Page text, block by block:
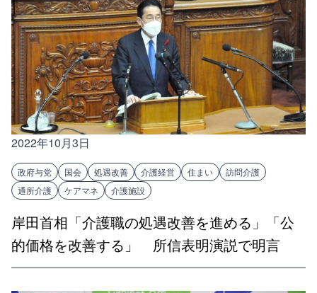
2022年10月3日
政府与党 国会 処遇改善 介護経営 住まい
訪問介護
通所介護
ケアマネ 介護施設
岸田首相「介護職の処遇改善を進める」「公
的価格を改善する」 所信表明演説で明言